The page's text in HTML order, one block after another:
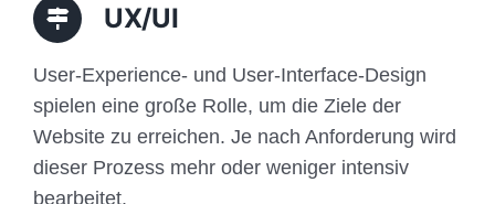
UX/UI
User-Experience- und User-Interface-Design
spielen eine große Rolle, um die Ziele der
Website zu erreichen. Je nach Anforderung wird
dieser Prozess mehr oder weniger intensiv
bearbeitet.